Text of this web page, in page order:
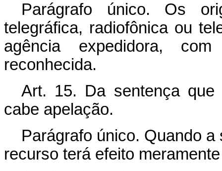
Parágrafo único. Os
telegráfica, radiofônica ou
agência expedidora,
reconhecida.
Art. 15. Da sentença
cabe apelação.
Parágrafo único. Quando
recurso terá efeito